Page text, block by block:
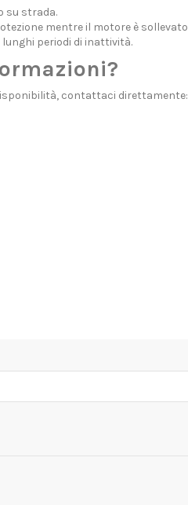
su strada.
mentre il motore è
periodi di inattività.
contattaci direttamente: